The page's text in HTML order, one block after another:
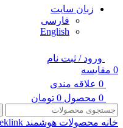
زبان سایت
فارسی
English
ورود / ثبت نام
0 مقایسه
0 علاقه مندی
0 محصول 0 تومان
خانه محصولات هوشمند Geeklink